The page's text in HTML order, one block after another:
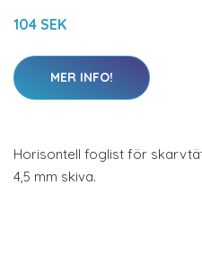
104 SEK
MER INFO!
Horisontell foglist för
4,5 mm skiva.